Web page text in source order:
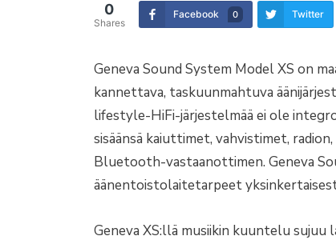
0
Shares
Facebook 0 Twitter
Geneva Sound System Model XS on
kannettava, taskuunmahtuva
lifestyle-HiFi-järjestelmää ei ole
sisäänsä kaiuttimet, vahvistimet,
Bluetooth-vastaanottimen. Geneva
äänentoistolaitetarpeet
Geneva XS:llä musiikin kuuntelu sujuu